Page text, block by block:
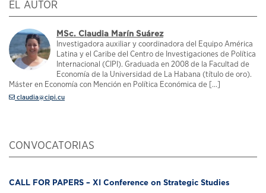
EL AUTOR
MSc. Claudia Marín Suárez
Investigadora auxiliar y coordinadora del Equipo América
Latina y el Caribe del Centro de Investigaciones de Política
Internacional (CIPI). Graduada en 2008 de la Facultad de
Economía de la Universidad de La Habana (título de oro).
Máster en Economía con Mención en Política Económica de [...]
claudia@cipi.cu
CONVOCATORIAS
CALL FOR PAPERS – XI Conference on Strategic Studies